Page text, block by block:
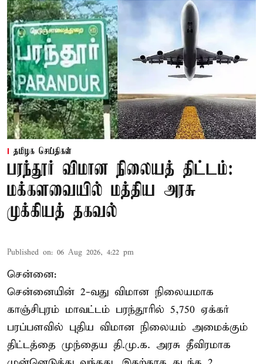
தமிழக செய்திகள்
பரந்தூர் விமான நிலையத் திட்டம்:
மக்களவையில் மத்திய அரசு
முக்கியத் தகவல்
Published on: 06 Aug 2026, 4:22 pm
சென்னை:
சென்னையின் 2-வது விமான நிலையமாக
காஞ்சிபுரம் மாவட்டம் பரந்தூரில் 5,750 ஏக்கர்
பரப்பளவில் புதிய விமான நிலையம் அமைக்கும்
திட்டத்தை முந்தைய தி.மு.க. அரசு தீவிரமாக